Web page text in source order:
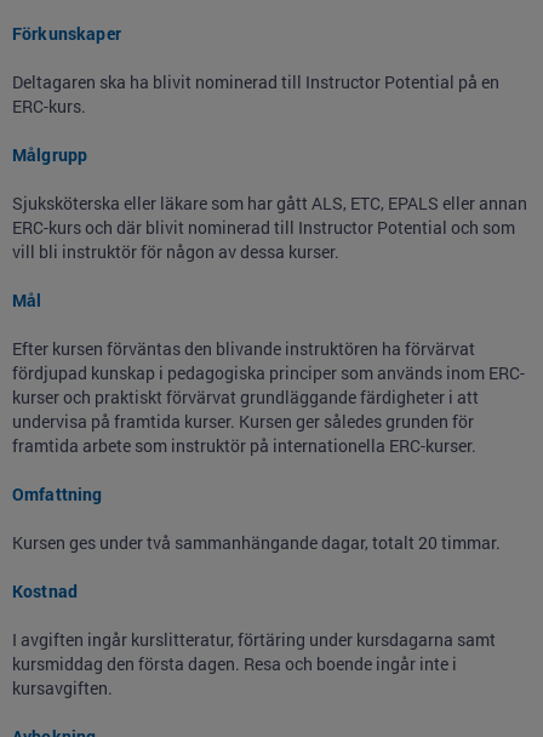
Förkunskaper
Deltagaren ska ha blivit nominerad till Instructor Potential på en
ERC-kurs.
Målgrupp
Sjuksköterska eller läkare som har gått ALS, ETC, EPALS eller annan
ERC-kurs och där blivit nominerad till Instructor Potential och som
vill bli instruktör för någon av dessa kurser.
Mål
Efter kursen förväntas den blivande instruktören ha förvärvat
fördjupad kunskap i pedagogiska principer som används inom ERC-
kurser och praktiskt förvärvat grundläggande färdigheter i att
undervisa på framtida kurser. Kursen ger således grunden för
framtida arbete som instruktör på internationella ERC-kurser.
Omfattning
Kursen ges under två sammanhängande dagar, totalt 20 timmar.
Kostnad
I avgiften ingår kurslitteratur, förtäring under kursdagarna samt
kursmiddag den första dagen. Resa och boende ingår inte i
kursavgiften.